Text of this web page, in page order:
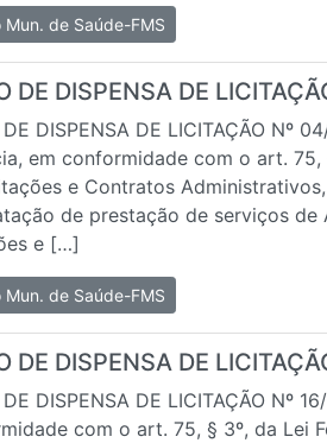
Mun. de Saúde-FMS
DE DISPENSA DE
DE DISPENSA DE LICITAÇÃO Nº
em conformidade com o art. 75,
e Contratos
de prestação de serviços de
e […]
Mun. de Saúde-FMS
DE DISPENSA DE
DE DISPENSA DE LICITAÇÃO Nº
com o art. 75, § 3º, da Lei